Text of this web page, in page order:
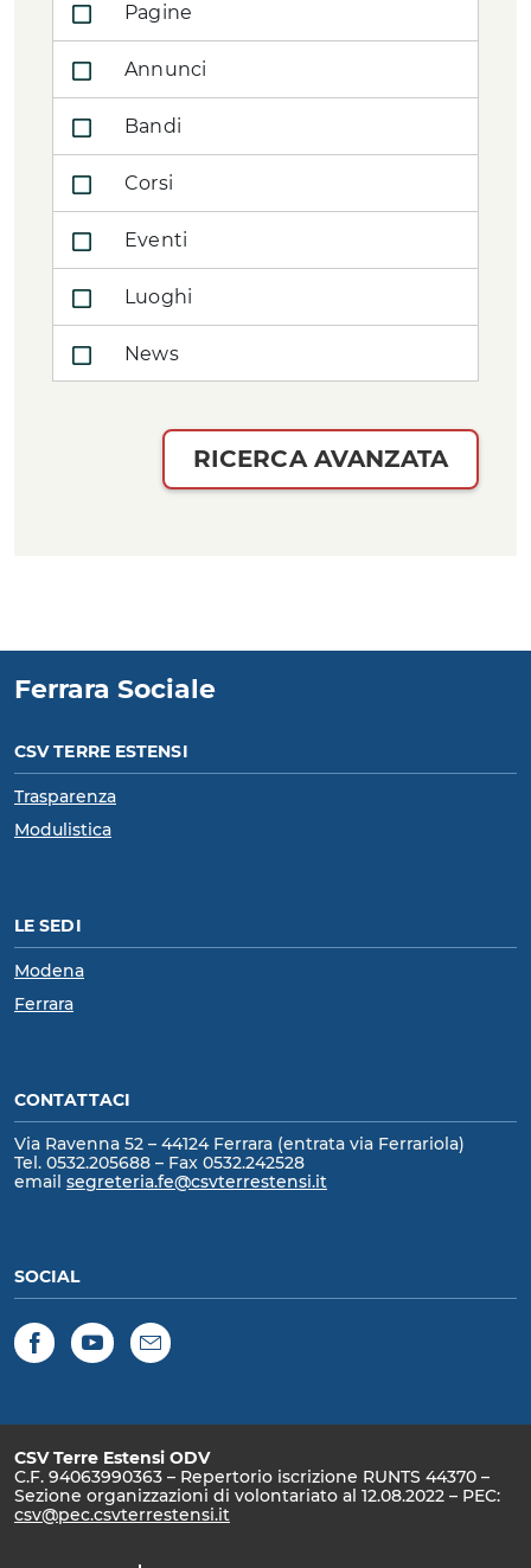
Pagine
Annunci
Bandi
Corsi
Eventi
Luoghi
News
RICERCA AVANZATA
Ferrara Sociale
CSV TERRE ESTENSI
Trasparenza
Modulistica
LE SEDI
Modena
Ferrara
CONTATTACI
Via Ravenna 52 – 44124 Ferrara (entrata via Ferrariola)
Tel. 0532.205688 – Fax 0532.242528
email segreteria.fe@csvterrestensi.it
SOCIAL
FacebookYouTube
CSV Terre Estensi ODV
C.F. 94063990363 – Repertorio iscrizione RUNTS 44370 –
Sezione organizzazioni di volontariato al 12.08.2022 – PEC:
csv@pec.csvterrestensi.it